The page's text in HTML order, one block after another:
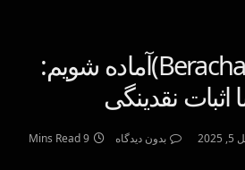
چگونه برای (Berachain)آماده شویم:
اثبات نقدینگی
بدون دیدگاه 9 Mins Read